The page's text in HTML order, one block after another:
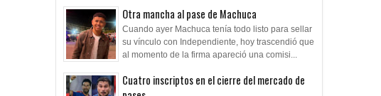
Otra mancha al pase de Machuca
Cuando ayer Machuca tenía todo listo para sellar
su vínculo con Independiente, hoy trascendió que
al momento de la firma apareció una comisi...
Cuatro inscriptos en el cierre del mercado de